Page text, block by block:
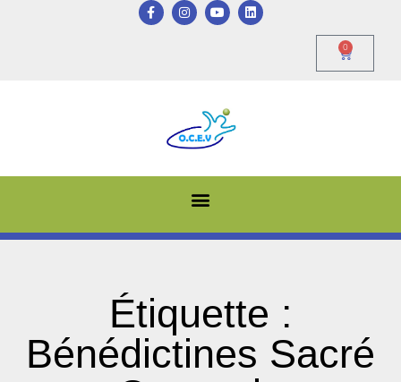
0
Étiquette :
Bénédictines Sacré